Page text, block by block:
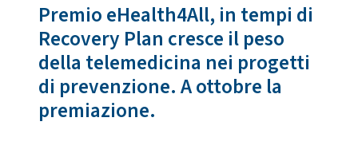
Premio eHealth4All, in tempi di
Recovery Plan cresce il peso
della telemedicina nei progetti
di prevenzione. A ottobre la
premiazione.